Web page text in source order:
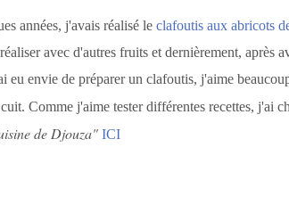
années, j'avais réalisé le clafoutis aux abricots
avec d'autres fruits et dernièrement, après
eu envie de préparer un clafoutis, j'aime
Comme j'aime tester différentes recettes, j'ai
de Djouza" ICI